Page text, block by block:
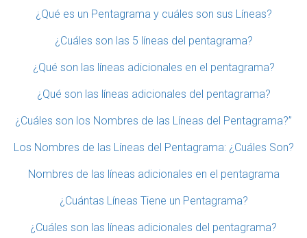
¿Qué es un Pentagrama y cuáles son sus Líneas?
¿Cuáles son las 5 líneas del pentagrama?
¿Qué son las líneas adicionales en el pentagrama?
¿Qué son las líneas adicionales del pentagrama?
¿Cuáles son los Nombres de las Líneas del Pentagrama?”
Los Nombres de las Líneas del Pentagrama: ¿Cuáles Son?
Nombres de las líneas adicionales en el pentagrama
¿Cuántas Líneas Tiene un Pentagrama?
¿Cuáles son las líneas adicionales del pentagrama?